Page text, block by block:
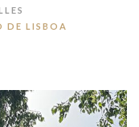
DE LISBOA